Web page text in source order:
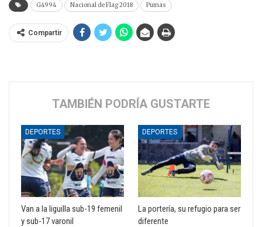
G4994 Nacional de Flag 2018 Pumas
Compartir
TAMBIÉN PODRÍA GUSTARTE
DEPORTES
Van a la liguilla sub-19 femenil
y sub-17 varonil
DEPORTES
La portería, su refugio para ser
diferente